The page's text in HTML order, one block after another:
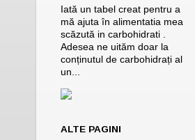
Iată un tabel creat pentru a
mă ajuta în alimentatia mea
scăzută in carbohidrati .
Adesea ne uităm doar la
conținutul de carbohidrați al
un...
ALTE PAGINI